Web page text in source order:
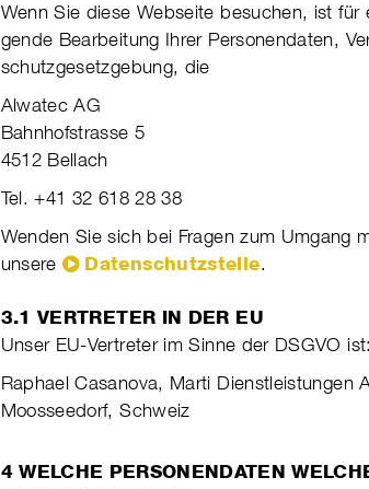
Wenn Sie diese Webseite besuchen, ist
gende Bear­bei­tung Ihrer Per­so­nen­daten,
schutz­ge­setz­gebung, die
Alwatec AG
Bahnhofstrasse 5
4512 Bellach
Tel. +41 32 618 28 38
Wenden Sie sich bei Fragen zum Umgang
unsere
Datenschutzstelle.
3.1 VERTRETER IN DER EU
Unser EU-Vertreter im Sinne der DSGVO ist:
Raphael Casanova, Marti Dienstleistungen
Moosseedorf, Schweiz
4 WELCHE PERSONENDATEN